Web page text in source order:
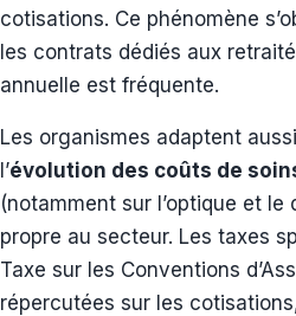
cotisations. Ce phénomène
les contrats dédiés aux
annuelle est fréquente.
Les organismes adaptent
l’évolution des coûts de
(notamment sur l’optique et
propre au secteur. Les taxes
Taxe sur les Conventions
répercutées sur les